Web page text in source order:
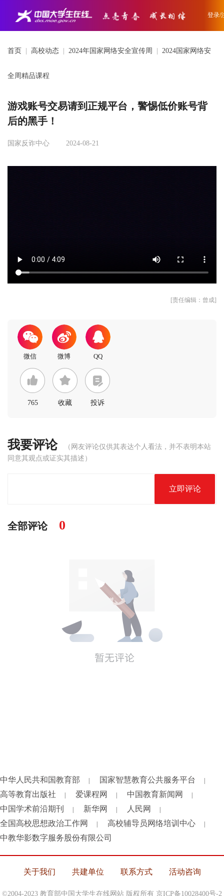
登录/
首页 高校动态 2024年国家网络安全宣传周 2024国家网络安
全周精品课程
游戏账号交易请到正规平台，警惕低价账号背
后的黑手！
国家反诈中心 2024-08-21
[责任编辑：曾成]
765 收藏 投诉
我要评论
（网友评论仅供其表达个人看法，并不表明本站
同意其观点或证实其描述）
立即评论
全部评论 0
中华人民共和国教育部 国家智慧教育公共服务平台
高等教育出版社 爱课程网 中国教育新闻网
中国学术前沿期刊 新华网 人民网
全国高校思想政治工作网 高校辅导员网络培训中心
中教华影数字服务股份有限公司
关于我们 共建单位 联系方式 活动咨询
©2004-2023 教育部中国大学生在线网站 版权所有 京ICP备10028400号-2